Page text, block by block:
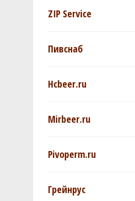
ZIP Service
Пивснаб
Hcbeer.ru
Mirbeer.ru
Pivoperm.ru
Грейнрус